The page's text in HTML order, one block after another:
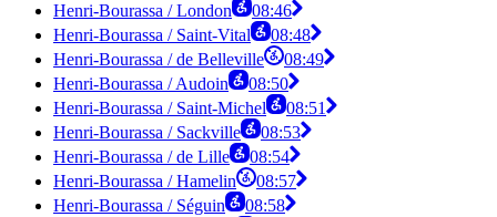
Henri-Bourassa / London
08:46
Henri-Bourassa / Saint-Vital
08:48
Henri-Bourassa / de Belleville
08:49
Henri-Bourassa / Audoin
08:50
Henri-Bourassa / Saint-Michel
08:51
Henri-Bourassa / Sackville
08:53
Henri-Bourassa / de Lille
08:54
Henri-Bourassa / Hamelin
08:57
Henri-Bourassa / Séguin
08:58